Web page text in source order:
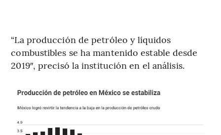
“La producción de petróleo y líquidos
combustibles se ha mantenido estable desde
2019″, precisó la institución en el análisis.